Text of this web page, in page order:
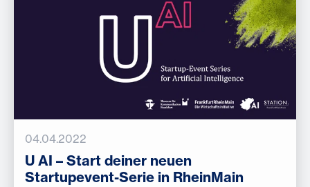
04.04.2022
U AI – Start deiner neuen
Startupevent-Serie in RheinMain